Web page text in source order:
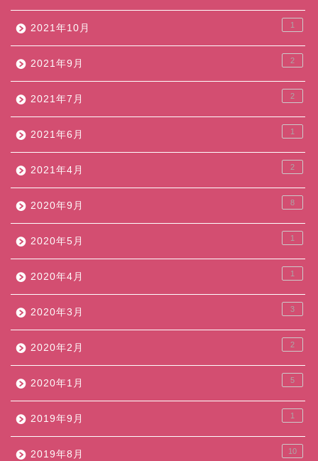
2021年10月 1
2021年9月 2
2021年7月 2
2021年6月 1
2021年4月 2
2020年9月 8
2020年5月 1
2020年4月 1
2020年3月 3
2020年2月 2
2020年1月 5
2019年9月 1
2019年8月 10